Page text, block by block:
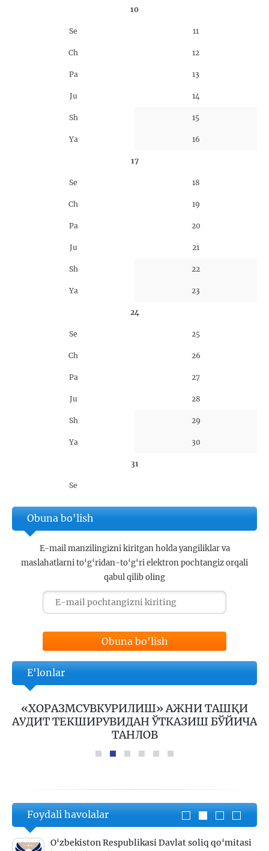
10
Se 11
Ch 12
Pa 13
Ju 14
Sh 15
Ya 16
17
Se 18
Ch 19
Pa 20
Ju 21
Sh 22
Ya 23
24
Se 25
Ch 26
Pa 27
Ju 28
Sh 29
Ya 30
31
Se
Obuna bo'lish
E-mail manzilingizni kiritgan holda yangiliklar va
maslahatlarni to‘g‘ridan-to‘g‘ri elektron pochtangiz orqali
qabul qilib oling
Obuna bo'lish
E'lonlar
«ХОРАЗМСУВКУРИЛИШ» АЖНИ ТАШҚИ
АУДИТ ТЕКШИРУВИДАН ЎТКАЗИШ БЎЙИЧА
ТАНЛОВ
Foydali havolalar
O‘zbekiston Respublikasi Davlat soliq qo‘mitasi